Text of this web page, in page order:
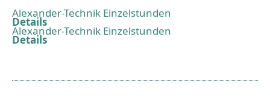
Alexander-Technik Einzelstunden
Details
Alexander-Technik Einzelstunden
Details